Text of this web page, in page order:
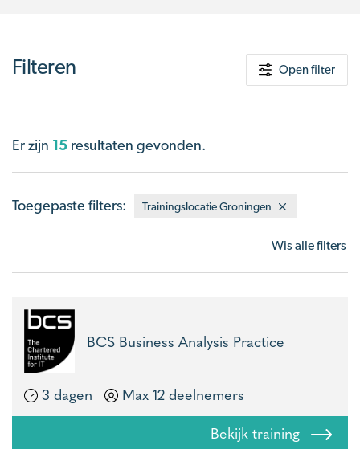
Filteren Open filter
Er zijn 15 resultaten gevonden.
Toegepaste filters: Trainingslocatie Groningen
Wis alle filters
BCS Business Analysis Practice
3 dagen
Max 12 deelnemers
Bekijk training